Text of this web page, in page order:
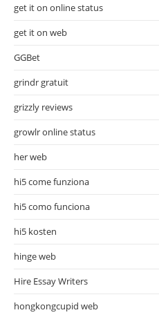
get it on online status
get it on web
GGBet
grindr gratuit
grizzly reviews
growlr online status
her web
hi5 come funziona
hi5 como funciona
hi5 kosten
hinge web
Hire Essay Writers
hongkongcupid web